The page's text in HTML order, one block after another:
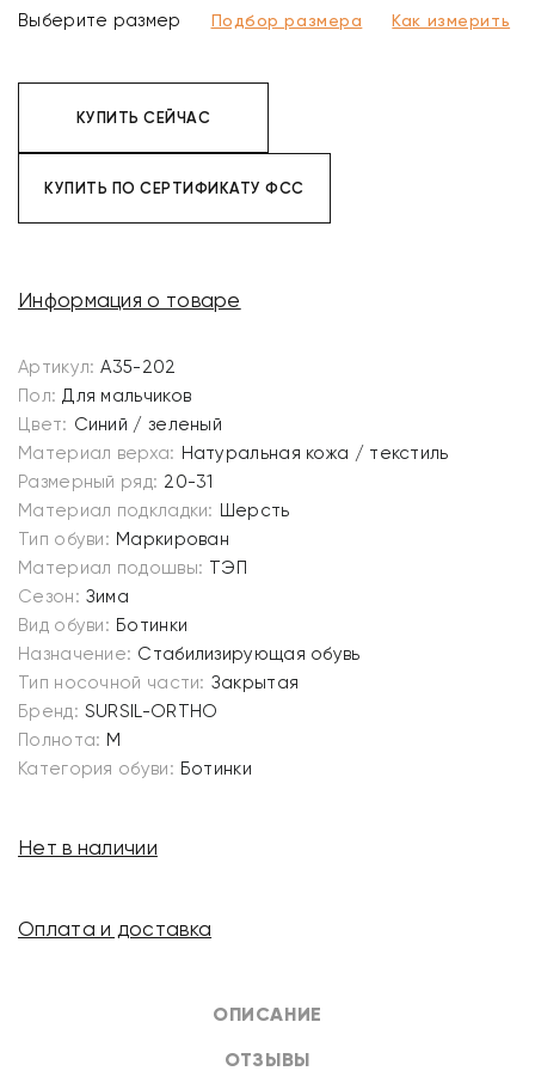
ОПИСАНИЕ
ОТЗЫВЫ
Выберите размер Подбор размера Как измерить
КУПИТЬ СЕЙЧАС
КУПИТЬ ПО СЕРТИФИКАТУ ФСС
Информация о товаре
Артикул: A35-202
Пол: Для мальчиков
Цвет: Синий / зеленый
Материал верха: Натуральная кожа / текстиль
Размерный ряд: 20-31
Материал подкладки: Шерсть
Тип обуви: Маркирован
Материал подошвы: ТЭП
Сезон: Зима
Вид обуви: Ботинки
Назначение: Стабилизирующая обувь
Тип носочной части: Закрытая
Бренд: SURSIL-ORTHO
Полнота: M
Категория обуви: Ботинки
Нет в наличии
Оплата и доставка